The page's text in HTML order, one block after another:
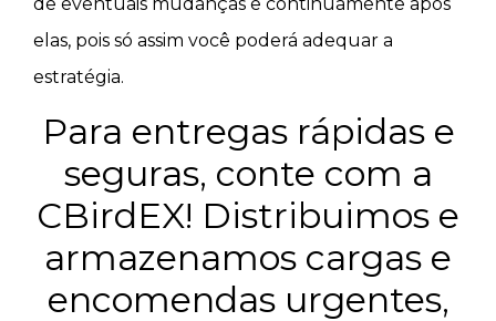
elas, pois só assim você poderá adequar a
estratégia.
Para entregas rápidas e
seguras, conte com a
CBirdEX! Distribuimos e
armazenamos cargas e
encomendas urgentes,